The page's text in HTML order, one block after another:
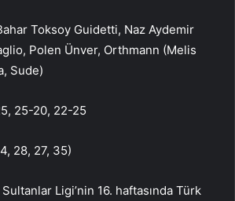
Toksoy Guidetti, Naz Aydemir
Polen Ünver, Orthmann (Melis
Sude)
25-20, 22-25
28, 27, 35)
Ligi’nin 16. haftasında Türk